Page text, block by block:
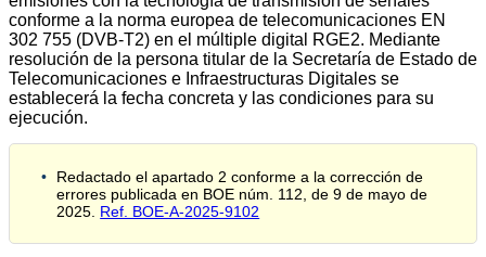
conforme a la norma europea de telecomunicaciones EN
302 755 (DVB-T2) en el múltiple digital RGE2. Mediante
resolución de la persona titular de la Secretaría de Estado de
Telecomunicaciones e Infraestructuras Digitales se
establecerá la fecha concreta y las condiciones para su
ejecución.
Redactado el apartado 2 conforme a la corrección de
errores publicada en BOE núm. 112, de 9 de mayo de
2025. Ref. BOE-A-2025-9102